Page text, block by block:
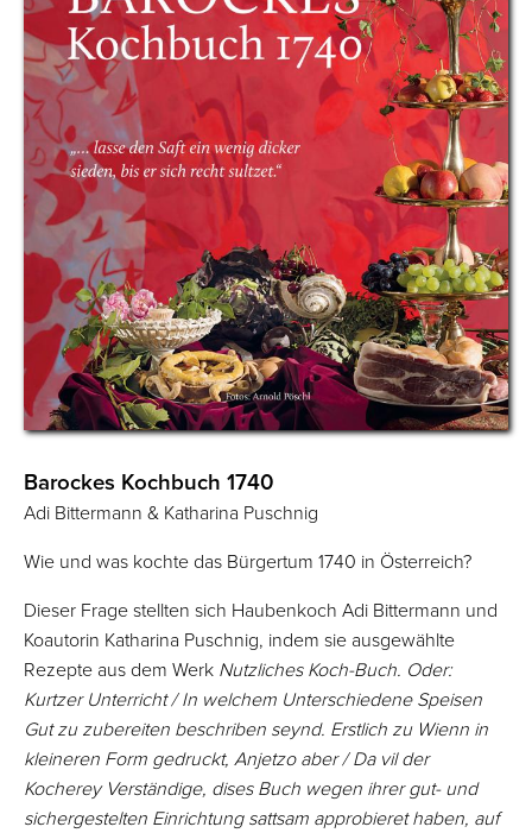
Barockes Kochbuch 1740
Adi Bittermann & Katharina Puschnig
Wie und was kochte das Bürgertum 1740 in Österreich?
Dieser Frage stellten sich Haubenkoch Adi Bittermann und
Koautorin Katharina Puschnig, indem sie ausgewählte
Rezepte aus dem Werk Nutzliches Koch-Buch. Oder:
Kurtzer Unterricht / In welchem Unterschiedene Speisen
Gut zu zubereiten beschriben seynd. Erstlich zu Wienn in
kleineren Form gedruckt, Anjetzo aber / Da vil der
Kocherey Verständige, dises Buch wegen ihrer gut- und
sichergestelten Einrichtung sattsam approbieret haben, auf